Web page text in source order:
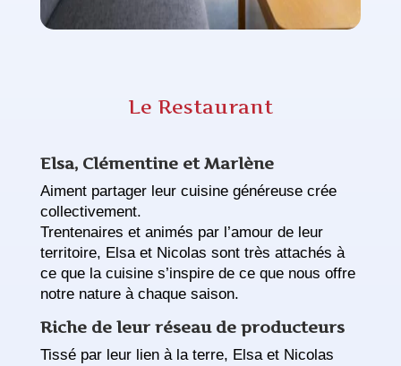
Le Restaurant
Elsa, Clémentine et Marlène
Aiment partager leur cuisine généreuse crée
collectivement.
Trentenaires et animés par l’amour de leur
territoire, Elsa et Nicolas sont très attachés à
ce que la cuisine s’inspire de ce que nous offre
notre nature à chaque saison.
Riche de leur réseau de producteurs
Tissé par leur lien à la terre, Elsa et Nicolas